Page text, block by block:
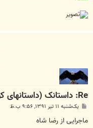
Re: داستانک (داستانهای کوتاه)
پ
ت
یک‌شنبه ۱۱ تیر ۱۳۹۱, ۹:۵۶ ب.ظ
ماجرایی از رضا شاه